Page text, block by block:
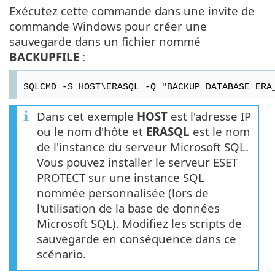
Exécutez cette commande dans une invite de
commande Windows pour créer une
sauvegarde dans un fichier nommé
BACKUPFILE :
SQLCMD -S HOST\ERASQL -Q "BACKUP DATABASE
Dans cet exemple HOST est l'adresse IP
ou le nom d'hôte et ERASQL est le nom
de l'instance du serveur Microsoft SQL.
Vous pouvez installer le serveur ESET
PROTECT sur une instance SQL
nommée personnalisée (lors de
l'utilisation de la base de données
Microsoft SQL). Modifiez les scripts de
sauvegarde en conséquence dans ce
scénario.